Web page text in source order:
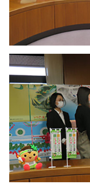
インターネット出
入学料・授業料
学費免除・奨学金
学生寮
取得可能な免許・
科目等履修生・研
宇大ラーニングサ
海外留学・国際交流
チューターについて
課外活動
学割・通学定期乗
学生生活における
保健管理センター
AEDについて
受動喫煙対策
大学へ提出する諸
卒業後の各種証明
宇都宮大学消費生
国際学部同窓会
共同教育学部同窓会
陽東会（工学部、
農学部峰ヶ丘同窓会
各種書類申請・書
卒業生の各種証明
UUカレッジ
公開講座
教員への講演依頼
本学職員への兼業
入札関連情報
職員募集のご案内
サイト
ENGLISH